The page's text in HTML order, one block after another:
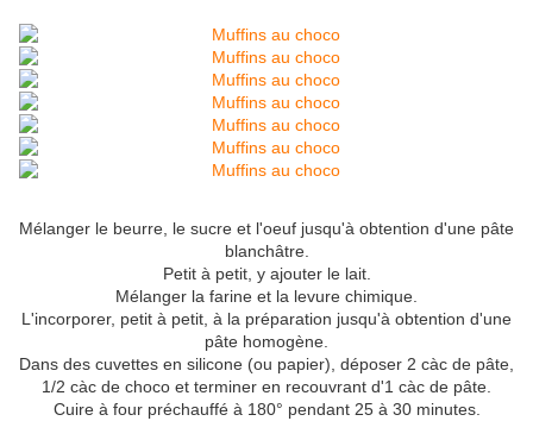
Mélanger le beurre, le sucre et l'oeuf jusqu'à obtention d'une pâte
blanchâtre.
Petit à petit, y ajouter le lait.
Mélanger la farine et la levure chimique.
L'incorporer, petit à petit, à la préparation jusqu'à obtention d'une
pâte homogène.
Dans des cuvettes en silicone (ou papier), déposer 2 càc de pâte,
1/2 càc de choco et terminer en recouvrant d'1 càc de pâte.
Cuire à four préchauffé à 180° pendant 25 à 30 minutes.